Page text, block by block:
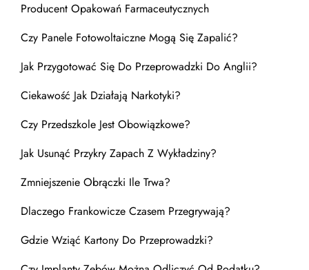
Producent Opakowań Farmaceutycznych
Czy Panele Fotowoltaiczne Mogą Się Zapalić?
Jak Przygotować Się Do Przeprowadzki Do Anglii?
Ciekawość Jak Działają Narkotyki?
Czy Przedszkole Jest Obowiązkowe?
Jak Usunąć Przykry Zapach Z Wykładziny?
Zmniejszenie Obrączki Ile Trwa?
Dlaczego Frankowicze Czasem Przegrywają?
Gdzie Wziąć Kartony Do Przeprowadzki?